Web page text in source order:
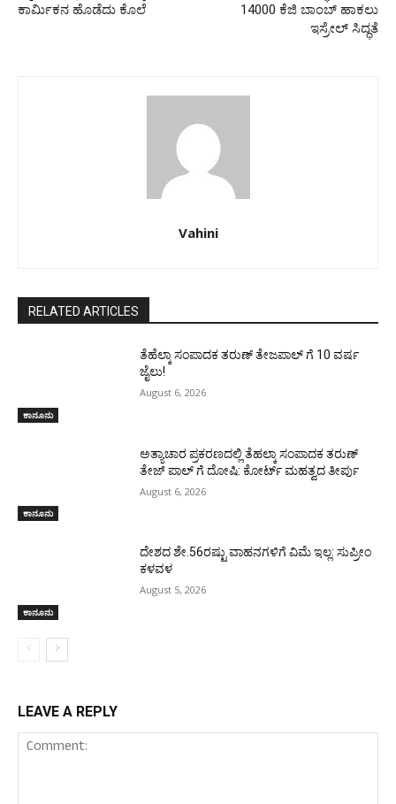
ಕಾರ್ಮಿಕನ ಹೊಡೆದು ಕೊಲೆ
14000 ಕೆಜಿ ಬಾಂಬ್ ಹಾಕಲು
ಇಸ್ರೇಲ್ ಸಿದ್ಧತೆ
Vahini
RELATED ARTICLES
ಕಾನೂನು
ತೆಹೆಲ್ಕಾ ಸಂಪಾದಕ ತರುಣ್ ತೇಜಪಾಲ್ ಗೆ 10 ವರ್ಷ
ಜೈಲು!
August 6, 2026
ಕಾನೂನು
ಅತ್ಯಾಚಾರ ಪ್ರಕರಣದಲ್ಲಿ ತೆಹಲ್ಕಾ ಸಂಪಾದಕ ತರುಣ್‌
ತೇಜ್‌ ಪಾಲ್‌ ಗೆ ದೋಷಿ: ಕೋರ್ಟ್‌ ಮಹತ್ವದ ತೀರ್ಪು
August 6, 2026
ಕಾನೂನು
ದೇಶದ ಶೇ.56ರಷ್ಟು ವಾಹನಗಳಿಗೆ ವಿಮೆ ಇಲ್ಲ: ಸುಪ್ರೀಂ
ಕಳವಳ
August 5, 2026
LEAVE A REPLY